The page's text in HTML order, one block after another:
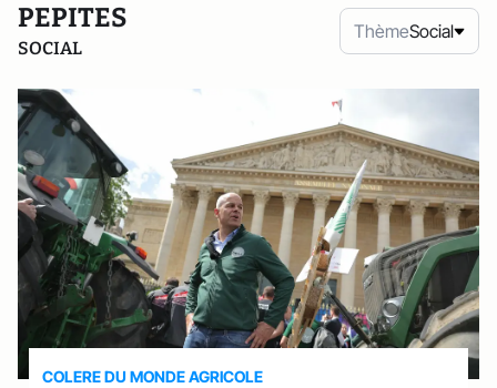
PEPITES
SOCIAL
ThèmeSocial
COLERE DU MONDE AGRICOLE